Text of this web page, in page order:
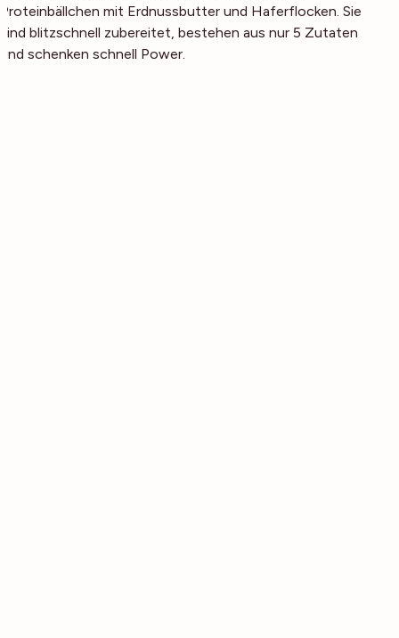
Proteinbällchen mit Erdnussbutter und Haferflocken. Sie
sind blitzschnell zubereitet, bestehen aus nur 5 Zutaten
und schenken schnell Power.